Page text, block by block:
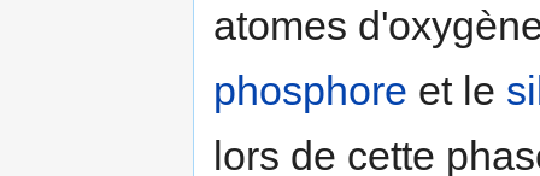
atomes
phosphore et le
lors de cette